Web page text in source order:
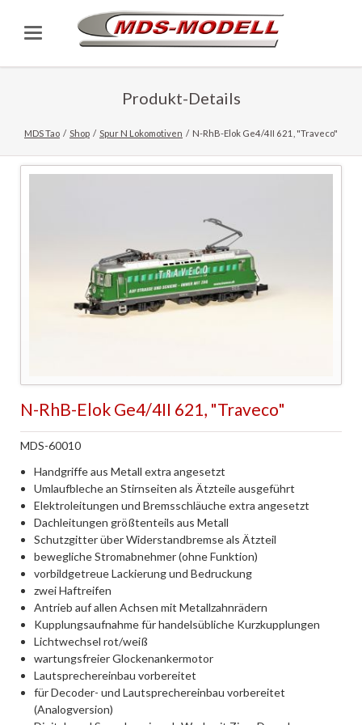
Produkt-Details
MDS Tao Shop Spur N Lokomotiven N-RhB-Elok Ge4/4II 621, "Traveco"
N-RhB-Elok Ge4/4II 621, "Traveco"
MDS-60010
Handgriffe aus Metall extra angesetzt
Umlaufbleche an Stirnseiten als Ätzteile ausgeführt
Elektroleitungen und Bremsschläuche extra angesetzt
Dachleitungen größtenteils aus Metall
Schutzgitter über Widerstandbremse als Ätzteil
bewegliche Stromabnehmer (ohne Funktion)
vorbildgetreue Lackierung und Bedruckung
zwei Haftreifen
Antrieb auf allen Achsen mit Metallzahnrädern
Kupplungsaufnahme für handelsübliche Kurzkupplungen
Lichtwechsel rot/weiß
wartungsfreier Glockenankermotor
Lautsprechereinbau vorbereitet
für Decoder- und Lautsprechereinbau vorbereitet
(Analogversion)